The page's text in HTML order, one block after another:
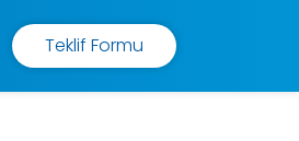
Teklif Formu